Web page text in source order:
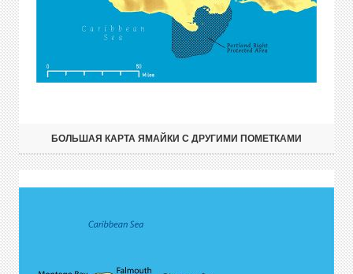
БОЛЬШАЯ КАРТА ЯМАЙКИ С ДРУГИМИ ПОМЕТКАМИ